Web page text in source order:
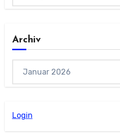
Archiv
Login